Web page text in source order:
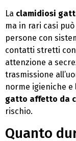
La clamidiosi
ma in rari casi
persone con
contatti stretti
attenzione a
trasmissione
norme igieniche
gatto affetto da
rischio.
Quanto